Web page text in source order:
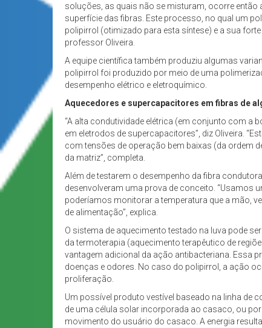
soluções, as quais não se misturam, ocorre
superfície das fibras. Este processo, no qual um
polipirrol (otimizado para esta síntese) e a sua
professor Oliveira.
A equipe científica também produziu algumas
polipirrol foi produzido por meio de uma
desempenho elétrico e eletroquímico.
Aquecedores e supercapacitores em fibras de
“A alta condutividade elétrica (em conjunto com
em eletrodos de supercapacitores”, diz Oliveira.
com tensões de operação bem baixas (da ordem
da matriz”, completa.
Além de testarem o desempenho da fibra
desenvolveram uma prova de conceito. “Usamos
poderíamos monitorar a temperatura que a mão,
de alimentação”, explica.
O sistema de aquecimento testado na luva pode
da termoterapia (aquecimento terapêutico de
vantagem adicional da ação antibacteriana. Essa
doenças e odores. No caso do polipirrol, a ação
proliferação.
Um possível produto vestível baseado na linha de
de uma célula solar incorporada ao casaco, ou
movimento do usuário do casaco. A energia